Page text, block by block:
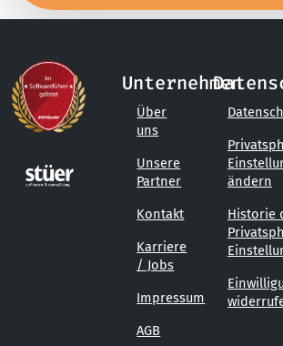
Unternehmen
Über
uns
Unsere
Partner
Kontakt
Karriere
/ Jobs
Impressum
AGB
ändern
Historie